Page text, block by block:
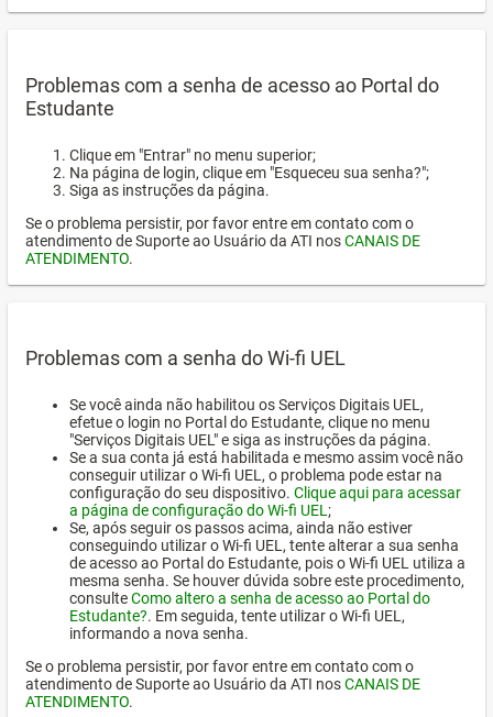
Problemas com a senha de acesso ao Portal do
Estudante
Clique em "Entrar" no menu superior;
Na página de login, clique em "Esqueceu sua senha?";
Siga as instruções da página.
Se o problema persistir, por favor entre em contato com o
atendimento de Suporte ao Usuário da ATI nosCANAIS DE
ATENDIMENTO.
Problemas com a senha do Wi-fi UEL
Se você ainda não habilitou os Serviços Digitais UEL,
efetue o login no Portal do Estudante, clique no menu
"Serviços Digitais UEL" e siga as instruções da página.
Se a sua conta já está habilitada e mesmo assim você não
conseguir utilizar o Wi-fi UEL, o problema pode estar na
configuração do seu dispositivo. Clique aqui para acessar
a página de configuração do Wi-fi UEL ;
Se, após seguir os passos acima, ainda não estiver
conseguindo utilizar o Wi-fi UEL, tente alterar a sua senha
de acesso ao Portal do Estudante, pois o Wi-fi UEL utiliza a
mesma senha. Se houver dúvida sobre este procedimento,
consulteComo altero a senha de acesso ao Portal do
Estudante?. Em seguida, tente utilizar o Wi-fi UEL,
informando a nova senha.
Se o problema persistir, por favor entre em contato com o
atendimento de Suporte ao Usuário da ATI nosCANAIS DE
ATENDIMENTO.